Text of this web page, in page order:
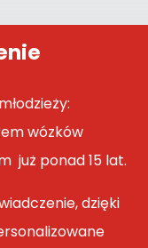
wózków
już ponad 15 lat.
dzięki